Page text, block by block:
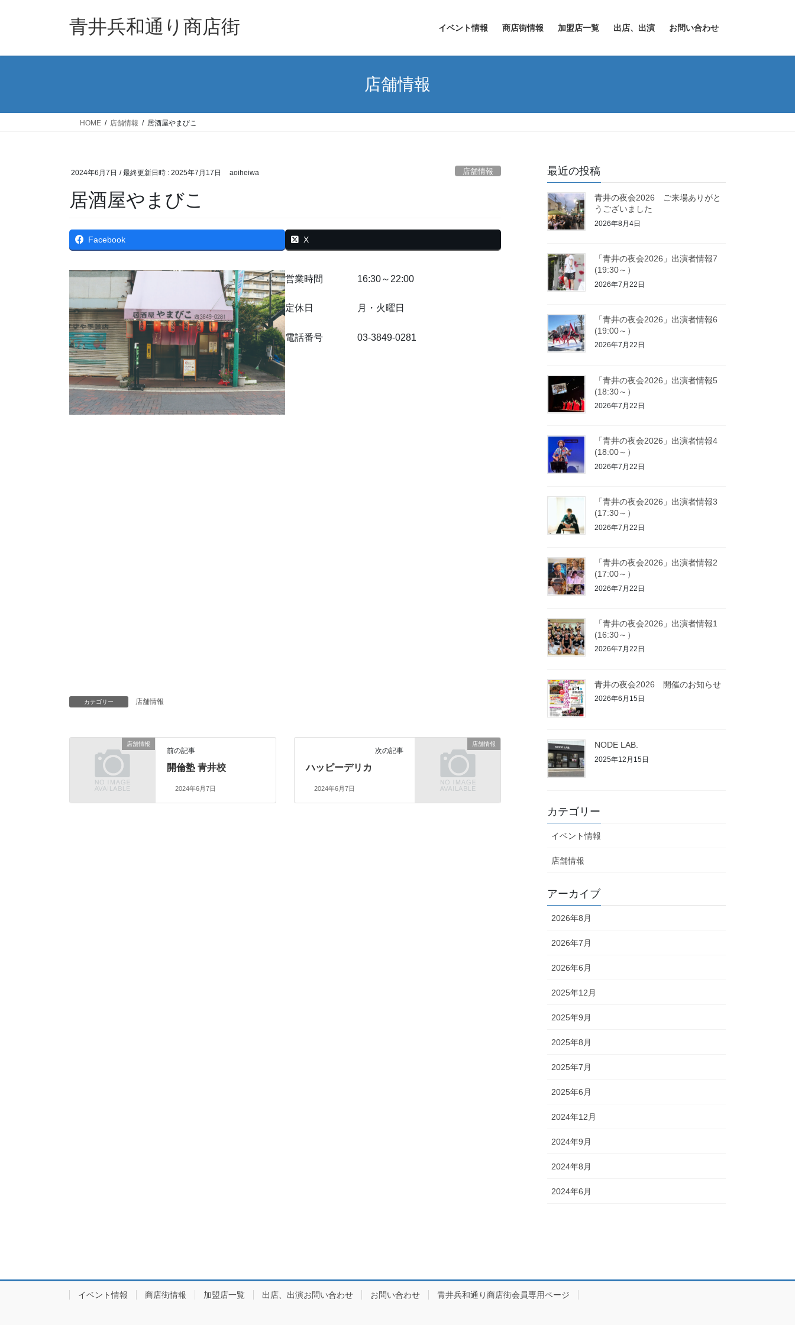
青井兵和通り商店街 イベント情報 商店街情報 加盟店一覧 出店、出演 お問い合わせ
店舗情報
HOME 店舗情報 居酒屋やまびこ
2024年6月7日 / 最終更新日時 : 2025年7月17日 aoiheiwa 店舗情報
居酒屋やまびこ
Facebook X
営業時間 16:30～22:00
定休日 月・火曜日
電話番号 03-3849-0281
カテゴリー 店舗情報
店舗情報
前の記事
開倫塾 青井校
2024年6月7日
店舗情報
次の記事
ハッピーデリカ
2024年6月7日
最近の投稿
青井の夜会2026 ご来場ありがと
うございました
2026年8月4日
「青井の夜会2026」出演者情報7
(19:30～）
2026年7月22日
「青井の夜会2026」出演者情報6
(19:00～）
2026年7月22日
「青井の夜会2026」出演者情報5
(18:30～）
2026年7月22日
「青井の夜会2026」出演者情報4
(18:00～）
2026年7月22日
「青井の夜会2026」出演者情報3
(17:30～）
2026年7月22日
「青井の夜会2026」出演者情報2
(17:00～）
2026年7月22日
「青井の夜会2026」出演者情報1
(16:30～）
2026年7月22日
青井の夜会2026 開催のお知らせ
2026年6月15日
NODE LAB.
2025年12月15日
カテゴリー
イベント情報
店舗情報
アーカイブ
2026年8月
2026年7月
2026年6月
2025年12月
2025年9月
2025年8月
2025年7月
2025年6月
2024年12月
2024年9月
2024年8月
2024年6月
イベント情報 商店街情報 加盟店一覧 出店、出演お問い合わせ お問い合わせ 青井兵和通り商店街会員専用ページ